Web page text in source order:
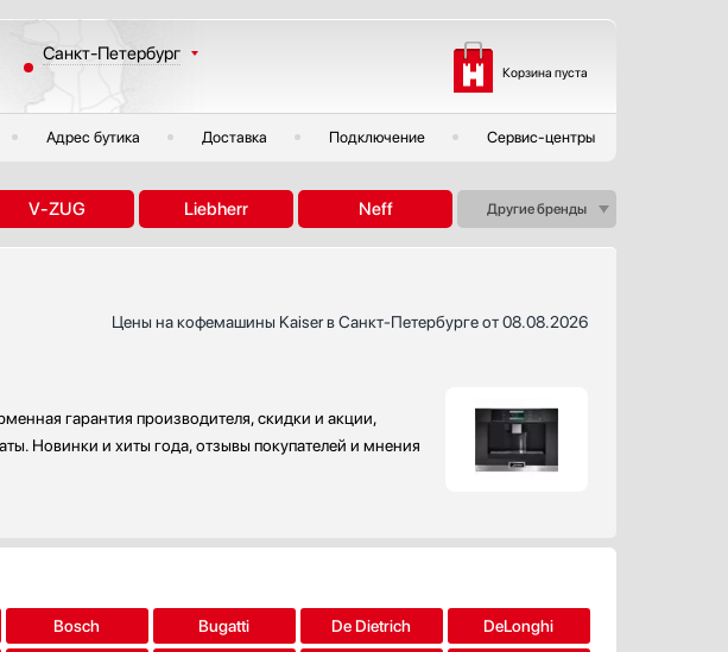
Санкт-Петербург
Москва
Казань
Екатеринбург
Другие регионы
Корзина пуста
Адрес бутика Доставка Подключение Сервис-центры
V-ZUG Liebherr Neff Другие бренды
Цены на кофемашины Kaiser в Санкт-Петербурге от 08.08.2026
гарантия производителя, скидки и акции,
Новинки и хиты года, отзывы покупателей и мнения
Bosch Bugatti De Dietrich DeLonghi